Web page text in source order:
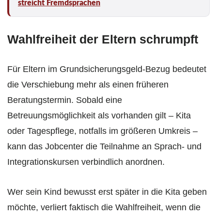
streicht Fremdsprachen
Wahlfreiheit der Eltern schrumpft
Für Eltern im Grundsicherungsgeld-Bezug bedeutet
die Verschiebung mehr als einen früheren
Beratungstermin. Sobald eine
Betreuungsmöglichkeit als vorhanden gilt – Kita
oder Tagespflege, notfalls im größeren Umkreis –
kann das Jobcenter die Teilnahme an Sprach- und
Integrationskursen verbindlich anordnen.
Wer sein Kind bewusst erst später in die Kita geben
möchte, verliert faktisch die Wahlfreiheit, wenn die